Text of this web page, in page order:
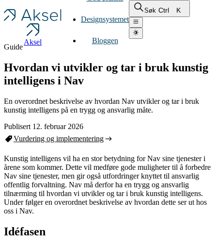
Aksel
Designsystemet
Bloggen
Søk Ctrl K
Guide
Hvordan vi utvikler og tar i bruk kunstig
intelligens i Nav
En overordnet beskrivelse av hvordan Nav utvikler og tar i bruk
kunstig intelligens på en trygg og ansvarlig måte.
Publisert 12. februar 2026
Vurdering og implementering
Kunstig intelligens vil ha en stor betydning for Nav sine tjenester i
årene som kommer. Dette vil medføre gode muligheter til å forbedre
Nav sine tjenester, men gir også utfordringer knyttet til ansvarlig
offentlig forvaltning. Nav må derfor ha en trygg og ansvarlig
tilnærming til hvordan vi utvikler og tar i bruk kunstig intelligens.
Under følger en overordnet beskrivelse av hvordan dette ser ut hos
oss i Nav.
Idéfasen